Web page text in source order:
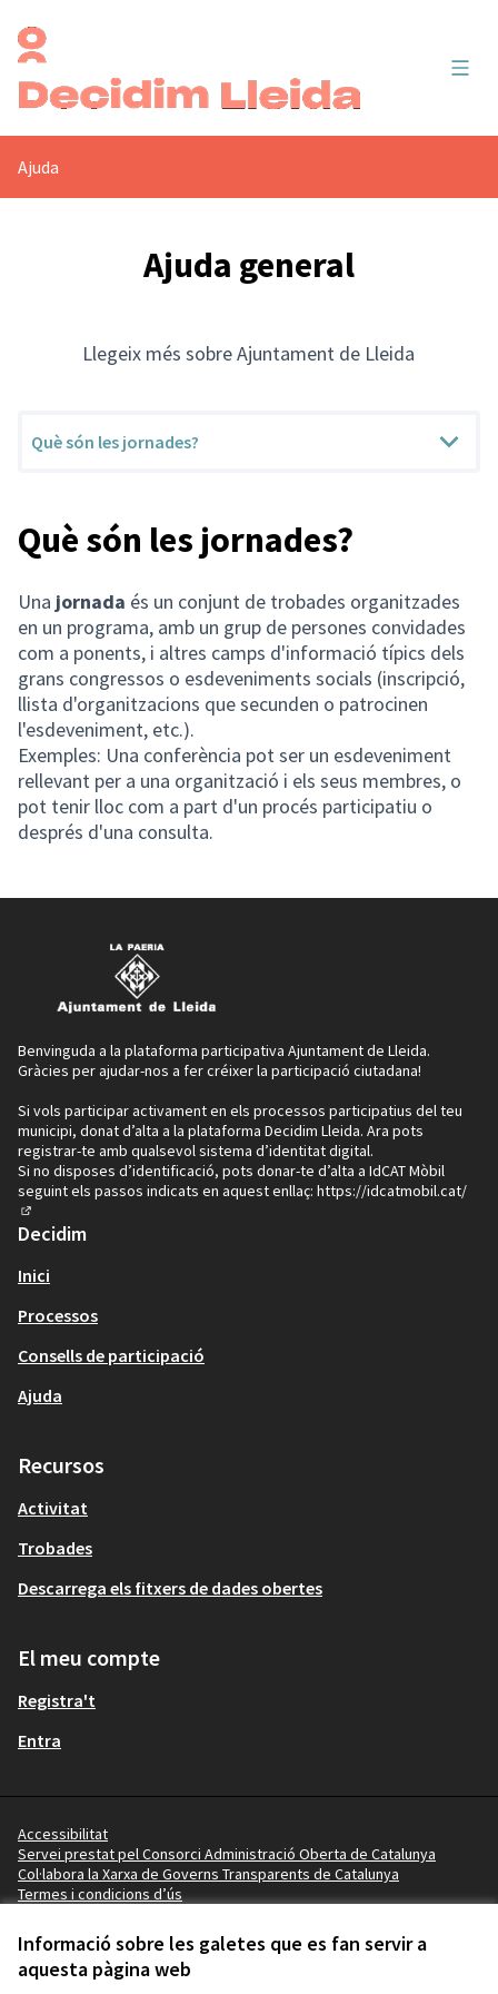
Informació sobre les galetes que es fan servir a
aquesta pàgina web
Ajuda
Ajuda general
Llegeix més sobre Ajuntament de Lleida
Què són les jornades?
Què són les jornades?
Una jornada és un conjunt de trobades organitzades
en un programa, amb un grup de persones convidades
com a ponents, i altres camps d'informació típics dels
grans congressos o esdeveniments socials (inscripció,
llista d'organitzacions que secunden o patrocinen
l'esdeveniment, etc.).
Exemples: Una conferència pot ser un esdeveniment
rellevant per a una organització i els seus membres, o
pot tenir lloc com a part d'un procés participatiu o
després d'una consulta.
Benvinguda a la plataforma participativa Ajuntament de Lleida.
Gràcies per ajudar-nos a fer créixer la participació ciutadana!
Si vols participar activament en els processos participatius del teu
municipi, donat d’alta a la plataforma Decidim Lleida. Ara pots
registrar-te amb qualsevol sistema d’identitat digital.
Si no disposes d’identificació, pots donar-te d’alta a IdCAT Mòbil
seguint els passos indicats en aquest enllaç: https://idcatmobil.cat/
(Enllaç extern)
Decidim
Inici
Processos
Consells de participació
Ajuda
Recursos
Activitat
Trobades
Descarrega els fitxers de dades obertes
El meu compte
Registra't
Entra
Accessibilitat
Servei prestat pel Consorci Administració Oberta de Catalunya
Col·labora la Xarxa de Governs Transparents de Catalunya
Termes i condicions d’ús
Termes i condicions
Configuració de les galetes
Ajuntament de Lleida a X
Ajuntament de Lleida a Facebook
Ajuntament de Lleida a Instagram
Ajuntament de Lleida a YouTube